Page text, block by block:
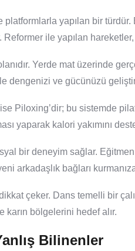
yapılan bir türdür.
ile yapılan hareketler,
Yerde mat üzerinde
dengenizi ve gücünüzü
Piloxing’dir; bu sistemde
yaparak kalori yakımını
bir deneyim sağlar.
arkadaşlık bağları
çeker. Dans temelli bir
bölgelerini hedef alır.
Bilinenler